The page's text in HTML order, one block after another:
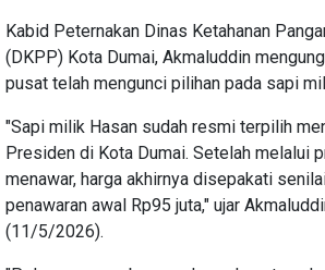
Kabid Peternakan Dinas Ketahanan
(DKPP) Kota Dumai, Akmaluddin
pusat telah mengunci pilihan pada sapi
"Sapi milik Hasan sudah resmi terpilih
Presiden di Kota Dumai. Setelah melalui
menawar, harga akhirnya disepakati
penawaran awal Rp95 juta," ujar
(11/5/2026).